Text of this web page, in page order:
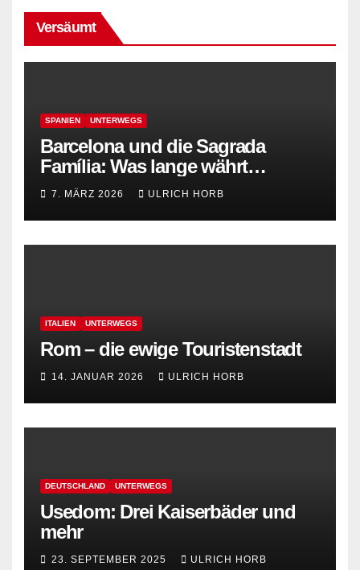
Versäumt
SPANIEN UNTERWEGS
Barcelona und die Sagrada
Família: Was lange währt…
7. MÄRZ 2026 ULRICH HORB
ITALIEN UNTERWEGS
Rom – die ewige Touristenstadt
14. JANUAR 2026 ULRICH HORB
DEUTSCHLAND UNTERWEGS
Usedom: Drei Kaiserbäder und
mehr
23. SEPTEMBER 2025 ULRICH HORB